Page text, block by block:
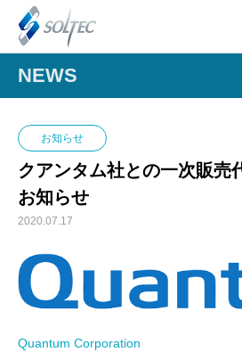
NEWS
お知らせ
クアンタム社との一次販売
お知らせ
2020.07.17
Quantum Corporation